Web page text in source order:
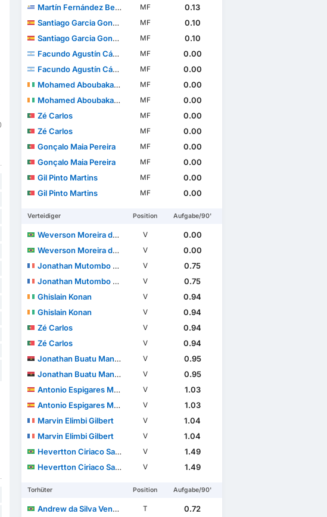
Martín Fernández Benítez
MF
0.13
Santiago Garcia Gonzalez
MF
0.10
Santiago Garcia Gonzalez
MF
0.10
Facundo Agustín Cáseres
MF
0.00
Facundo Agustín Cáseres
MF
0.00
Mohamed Aboubakar Bamba
MF
0.00
Mohamed Aboubakar Bamba
MF
0.00
Zé Carlos
MF
0.00
Zé Carlos
MF
0.00
Gonçalo Maia Pereira
MF
0.00
Gonçalo Maia Pereira
MF
0.00
Gil Pinto Martins
MF
0.00
Gil Pinto Martins
MF 0.00
Verteidiger Position Aufgabe/90'
Weverson Moreira da Costa V
0.00
Weverson Moreira da Costa
V
0.00
Jonathan Mutombo Mawesi
V
0.75
Jonathan Mutombo Mawesi
V
0.75
Ghislain Konan
V
0.94
Ghislain Konan
V
0.94
Zé Carlos
V
0.94
Zé Carlos
V
0.94
Jonathan Buatu Mananga
V
0.95
Jonathan Buatu Mananga
V
0.95
Antonio Espigares Morillas
V
1.03
Antonio Espigares Morillas
V
1.03
Marvin Elimbi Gilbert
V
1.04
Marvin Elimbi Gilbert
V
1.04
Hevertton Ciriaco Santos
V
1.49
Hevertton Ciriaco Santos
V 1.49
Torhüter Position Aufgabe/90'
Andrew da Silva Ventura T
0.72